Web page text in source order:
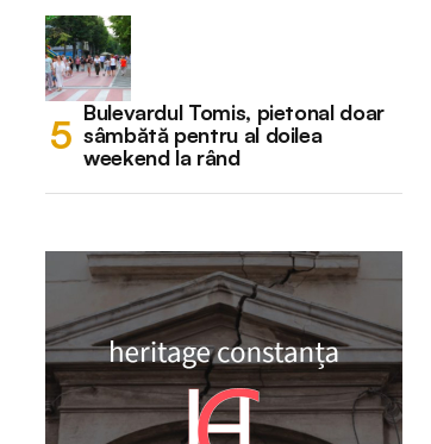
Bulevardul Tomis, pietonal doar
sâmbătă pentru al doilea
weekend la rând